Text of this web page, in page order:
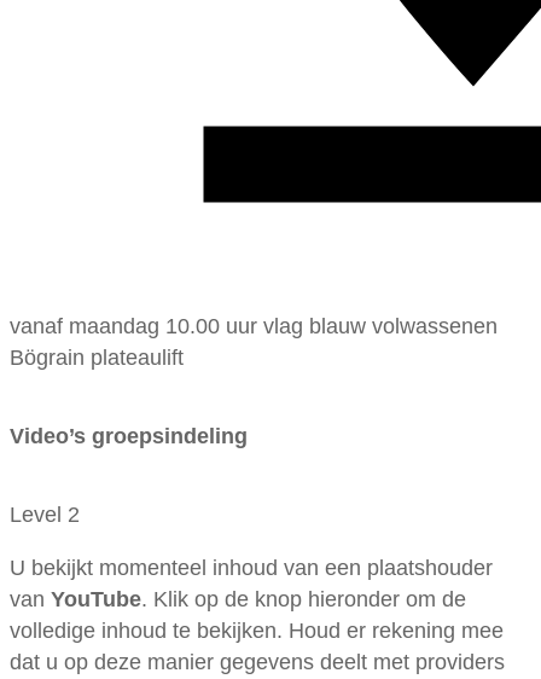
vanaf maandag 10.00 uur vlag blauw volwassenen
Bögrain plateaulift
Video’s groepsindeling
Level 2
U bekijkt momenteel inhoud van een plaatshouder
van YouTube. Klik op de knop hieronder om de
volledige inhoud te bekijken. Houd er rekening mee
dat u op deze manier gegevens deelt met providers